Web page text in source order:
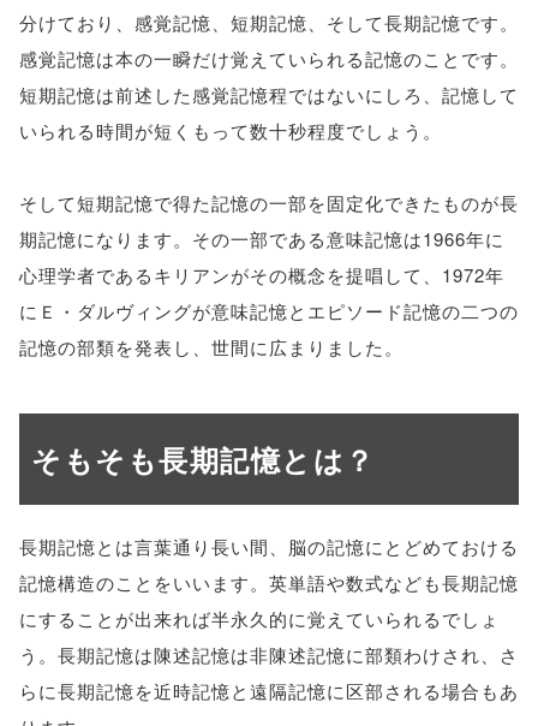
分けており、感覚記憶、短期記憶、そして長期記憶です。
感覚記憶は本の一瞬だけ覚えていられる記憶のことです。
短期記憶は前述した感覚記憶程ではないにしろ、記憶して
いられる時間が短くもって数十秒程度でしょう。
そして短期記憶で得た記憶の一部を固定化できたものが長
期記憶になります。その一部である意味記憶は1966年に
心理学者であるキリアンがその概念を提唱して、1972年
にＥ・ダルヴィングが意味記憶とエピソード記憶の二つの
記憶の部類を発表し、世間に広まりました。
そもそも長期記憶とは？
長期記憶とは言葉通り長い間、脳の記憶にとどめておける
記憶構造のことをいいます。英単語や数式なども長期記憶
にすることが出来れば半永久的に覚えていられるでしょ
う。長期記憶は陳述記憶は非陳述記憶に部類わけされ、さ
らに長期記憶を近時記憶と遠隔記憶に区部される場合もあ